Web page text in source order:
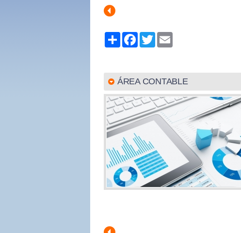
Share FacebookTwitter
ÁREA CONTABLE